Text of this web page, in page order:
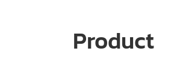
Product